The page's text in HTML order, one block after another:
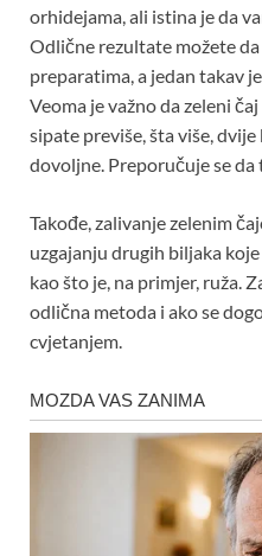
orhidejama, ali istina je da
Odlične rezultate možete
preparatima, a jedan takav
Veoma je važno da zeleni
sipate previše, šta više, dvije
dovoljne. Preporučuje se
Takođe, zalivanje zelenim
uzgajanju drugih biljaka
kao što je, na primjer, ruža.
odlična metoda i ako se
cvjetanjem.